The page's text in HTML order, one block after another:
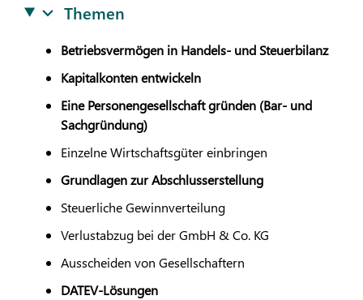
Themen
Betriebsvermögen in Handels- und Steuerbilanz
Kapitalkonten entwickeln
Eine Personengesellschaft gründen (Bar- und
Sachgründung)
Einzelne Wirtschaftsgüter einbringen
Grundlagen zur Abschlusserstellung
Steuerliche Gewinnverteilung
Verlustabzug bei der GmbH & Co. KG
Ausscheiden von Gesellschaftern
DATEV-Lösungen